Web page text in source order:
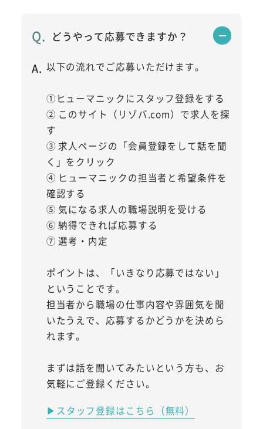
どうやって応募できますか？
以下の流れでご応募いただけます。
①ヒューマニックにスタッフ登録をする
② このサイト（リゾバ.com）で求人を探
す
③ 求人ページの「会員登録をして話を聞
く」をクリック
④ ヒューマニックの担当者と希望条件を
確認する
⑤ 気になる求人の職場説明を受ける
⑥ 納得できれば応募する
⑦ 選考・内定
ポイントは、「いきなり応募ではない」
ということです。
担当者から職場の仕事内容や雰囲気を聞
いたうえで、応募するかどうかを決めら
れます。
まずは話を聞いてみたいという方も、お
気軽にご登録ください。
▶スタッフ登録はこちら（無料）